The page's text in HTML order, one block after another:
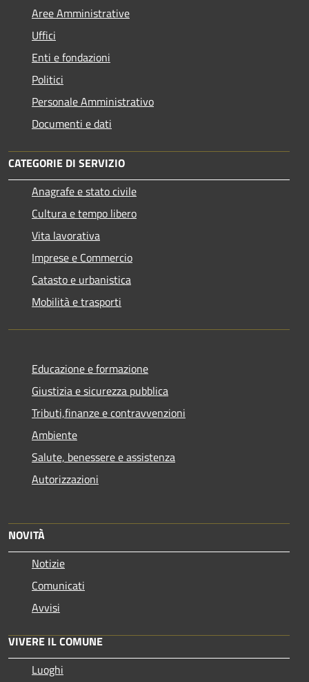
Aree Amministrative
Uffici
Enti e fondazioni
Politici
Personale Amministrativo
Documenti e dati
CATEGORIE DI SERVIZIO
Anagrafe e stato civile
Cultura e tempo libero
Vita lavorativa
Imprese e Commercio
Catasto e urbanistica
Mobilità e trasporti
Educazione e formazione
Giustizia e sicurezza pubblica
Tributi,finanze e contravvenzioni
Ambiente
Salute, benessere e assistenza
Autorizzazioni
NOVITÀ
Notizie
Comunicati
Avvisi
VIVERE IL COMUNE
Luoghi